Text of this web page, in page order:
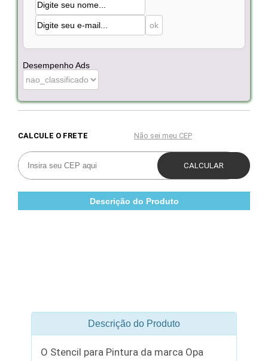
Desempenho Ads
Descrição do Produto
Descrição do Produto
O Stencil para Pintura da marca Opa